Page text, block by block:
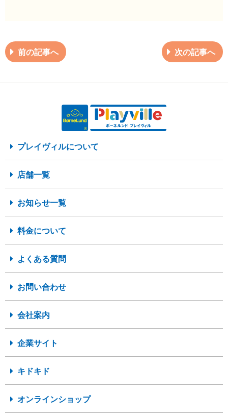
前の記事へ 次の記事へ
プレイヴィルについて
店舗一覧
お知らせ一覧
料金について
よくある質問
お問い合わせ
会社案内
企業サイト
キドキド
オンラインショップ